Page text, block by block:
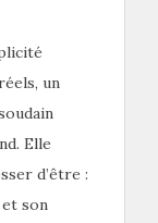
un
Elle
d’être :
son